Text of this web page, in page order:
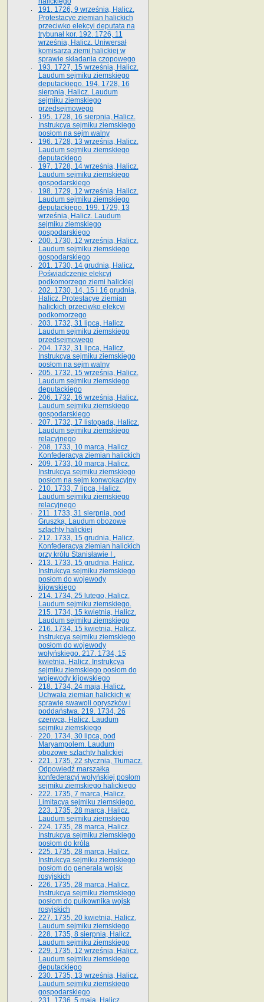
191. 1726, 9 września, Halicz.
Protestacye ziemian halickich
przeciwko elekcyi deputata na
trybunał kor. 192. 1726, 11
września, Halicz. Uniwersał
komisarza ziemi halickiej w
sprawie składania czopowego
193. 1727, 15 września, Halicz.
Laudum sejmiku ziemskiego
deputackiego. 194. 1728, 16
sierpnia, Halicz. Laudum
sejmiku ziemskiego
przedsejmowego
195. 1728, 16 sierpnia, Halicz.
Instrukcya sejmiku ziemskiego
posłom na sejm walny
196. 1728, 13 września, Halicz.
Laudum sejmiku ziemskiego
deputackiego
197. 1728, 14 września, Halicz.
Laudum sejmiku ziemskiego
gospodarskiego
198. 1729, 12 września, Halicz.
Laudum sejmiku ziemskiego
deputackiego. 199. 1729, 13
września, Halicz. Laudum
sejmiku ziemskiego
gospodarskiego
200. 1730, 12 września, Halicz.
Laudum sejmiku ziemskiego
gospodarskiego
201. 1730, 14 grudnia, Halicz.
Poświadczenie elekcyi
podkomorzego ziemi halickiej
202. 1730, 14, 15 i 16 grudnia,
Halicz. Protestacye ziemian
halickich przeciwko elekcyi
podkomorzego
203. 1732, 31 lipca, Halicz.
Laudum sejmiku ziemskiego
przedsejmowego
204. 1732, 31 lipca, Halicz.
Instrukcya sejmiku ziemskiego
posłom na sejm walny
205. 1732, 15 września, Halicz.
Laudum sejmiku ziemskiego
deputackiego
206. 1732, 16 września, Halicz.
Laudum sejmiku ziemskiego
gospodarskiego
207. 1732, 17 listopada, Halicz.
Laudum sejmiku ziemskiego
relacyjnego
208. 1733, 10 marca, Halicz.
Konfederacya ziemian halickich­
209. 1733, 10 marca, Halicz.
Instrukcya sejmiku ziemskiego
posłom na sejm konwokacyjny
210. 1733, 7 lipca, Halicz.
Laudum sejmiku ziemskiego
relacyjnego
211. 1733, 31 sierpnia, pod
Gruszką. Laudum obozowe
szlachty halickiej
212. 1733, 15 grudnia, Halicz.
Konfederacya ziemian halickich
przy królu Stanisławie I .
213. 1733, 15 grudnia, Halicz.
Instrukcya sejmiku ziemskiego
posłom do wojewody
kijowskiego
214. 1734, 25 lutego, Halicz.
Laudum sejmiku ziemskiego.
215. 1734, 15 kwietnia, Halicz.
Laudum sejmiku ziemskiego
216. 1734, 15 kwietnia, Halicz.
Instrukcya sejmiku ziemskiego
posłom do wojewody
wołyńskiego. 217. 1734, 15
kwietnia, Halicz. Instrukcya
sejmiku ziemskiego posłom do
wojewody kijowskiego
218. 1734, 24 maja, Halicz.
Uchwała ziemian halickich w
sprawie swawoli opryszków i
poddaństwa. 219. 1734, 26
czerwca, Halicz. Laudum
sejmiku ziemskiego
220. 1734, 30 lipca, pod
Maryampolem. Laudum
obozowe szlachty halickiej
221. 1735, 22 stycznia, Tłumacz.
Odpowiedź marszałka
konfederacyi wołyńskiej posłom
sejmiku ziemskiego halickiego
222. 1735, 7 marca, Halicz.
Limitacya sejmiku ziemskiego.
223. 1735, 28 marca, Halicz.
Laudum sejmiku ziemskiego
224. 1735, 28 marca, Halicz.
Instrukcya sejmiku ziemskiego
posłom do króla
225. 1735, 28 marca, Halicz.
Instrukcya sejmiku ziemskiego
posłom do generała wojsk
rosyjskich
226. 1735, 28 marca, Halicz.
Instrukcya sejmiku ziemskiego
posłom do pułkownika wojsk
rosyjskich
227. 1735, 20 kwietnia, Halicz.
Laudum sejmiku ziemskiego
228. 1735, 8 sierpnia, Halicz.
Laudum sejmiku ziemskiego
229. 1735, 12 września, Halicz.
Laudum sejmiku ziemskiego
deputackiego
230. 1735, 13 września, Halicz.
Laudum sejmiku ziemskiego
gospodarskiego
231. 1736, 5 maja, Halicz.